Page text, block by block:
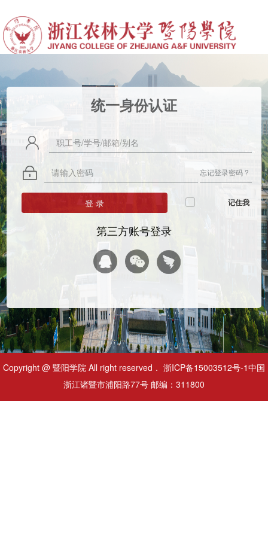
统一身份认证
忘记登录密码 ?
登 录 记住我
第三方账号登录
Copyright @ 暨阳学院 All right reserved． 浙ICP备15003512号-1中国
浙江诸暨市浦阳路77号 邮编：311800